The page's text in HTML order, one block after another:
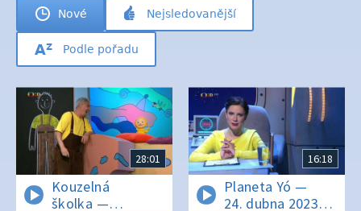
Nové Nejsledovanější
Podle pořadu
28:01
Kouzelná
školka —
16:18
Planeta Yó —
24. dubna 2023